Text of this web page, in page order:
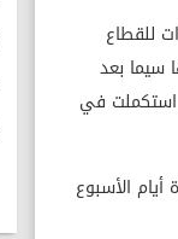
للقطاع
سيما بعد
استكملت في
الأسبوع